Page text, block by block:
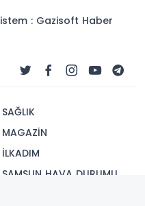
: Gazisoft Haber
SAĞLIK
MAGAZİN
İLKADIM
SAMSUN HAVA DURUMU